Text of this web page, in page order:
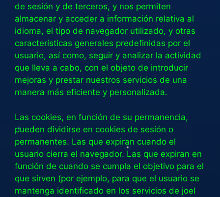
de sesión y de terceros, y nos permiten
almacenar y acceder a información relativa al
idioma, el tipo de navegador utilizado, y otras
características generales predefinidas por el
usuario, así como, seguir y analizar la actividad
que lleva a cabo, con el objeto de introducir
mejoras y prestar nuestros servicios de una
manera más eficiente y personalizada.
Las cookies, en función de su permanencia,
pueden dividirse en cookies de sesión o
permanentes. Las que expiran cuando el
usuario cierra el navegador. Las que expiran en
función de cuando se cumpla el objetivo para el
que sirven (por ejemplo, para que el usuario se
mantenga identificado en los servicios de joel